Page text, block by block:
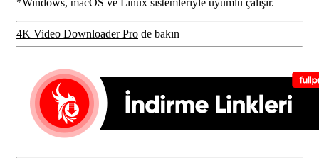
*Windows, macOS ve Linux sistemleriyle uyumlu çalışır.
4K Video Downloader Pro de bakın